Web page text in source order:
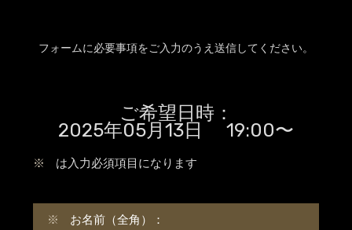
フォームに必要事項をご入力のうえ送信してください。
ご希望日時：
2025年05月13日 19:00〜
※ は入力必須項目になります
※ お名前（全角）：